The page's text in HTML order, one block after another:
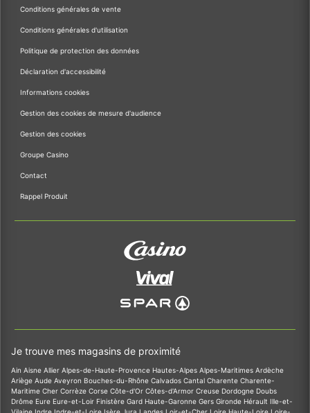
Conditions générales de vente
Conditions générales d'utilisation
Politique de protection des données
Déclaration d'accessibilité
Informations cookies
Gestion des cookies de mesure d'audience
Gestion des cookies
Groupe Casino
Contact
Rappel Produit
Je trouve mes magasins de proximité
Ain Aisne Allier Alpes-de-Haute-Provence Hautes-Alpes Alpes-Maritimes Ardèche
Ariège Aude Aveyron Bouches-du-Rhône Calvados Cantal Charente Charente-
Maritime Cher Corrèze Corse Côte-d'Or Côtes-d'Armor Creuse Dordogne Doubs
Drôme Eure Eure-et-Loir Finistère Gard Haute-Garonne Gers Gironde Hérault Ille-et-